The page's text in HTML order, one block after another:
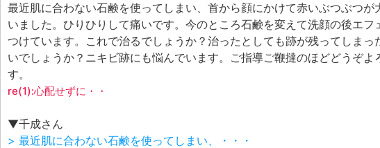
最近肌に合わない石鹸を使ってしまい、首から顔にかけて赤いぶつぶつが
いました。ひりひりして痛いです。今のところ石鹸を変えて洗顔の後エフ
つけています。これで治るでしょうか？治ったとしても跡が残ってしまっ
いでしょうか？ニキビ跡にも悩んでいます。ご指導ご鞭撻のほどどうぞよ
す。
re(1):心配せずに・・
▼千成さん
> 最近肌に合わない石鹸を使ってしまい、・・・